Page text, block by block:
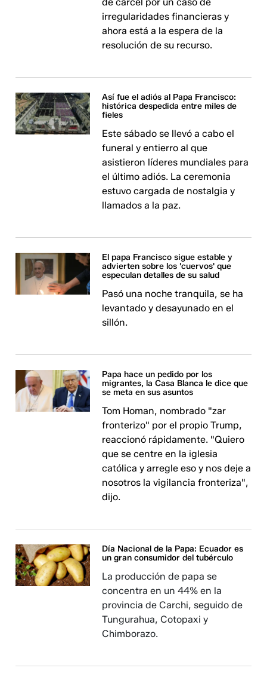
irregularidades financieras y
ahora está a la espera de la
resolución de su recurso.
Así fue el adiós al Papa Francisco:
histórica despedida entre miles de
fieles
Este sábado se llevó a cabo el
funeral y entierro al que
asistieron líderes mundiales para
el último adiós. La ceremonia
estuvo cargada de nostalgia y
llamados a la paz.
El papa Francisco sigue estable y
advierten sobre los 'cuervos' que
especulan detalles de su salud
Pasó una noche tranquila, se ha
levantado y desayunado en el
sillón.
Papa hace un pedido por los
migrantes, la Casa Blanca le dice que
se meta en sus asuntos
Tom Homan, nombrado "zar
fronterizo" por el propio Trump,
reaccionó rápidamente. "Quiero
que se centre en la iglesia
católica y arregle eso y nos deje a
nosotros la vigilancia fronteriza",
dijo.
Día Nacional de la Papa: Ecuador es
un gran consumidor del tubérculo
La producción de papa se
concentra en un 44% en la
provincia de Carchi, seguido de
Tungurahua, Cotopaxi y
Chimborazo.